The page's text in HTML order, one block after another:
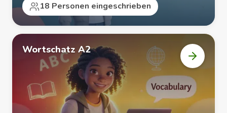
18 Personen eingeschrieben
Wortschatz A2
Kurs
A2“
öffnen